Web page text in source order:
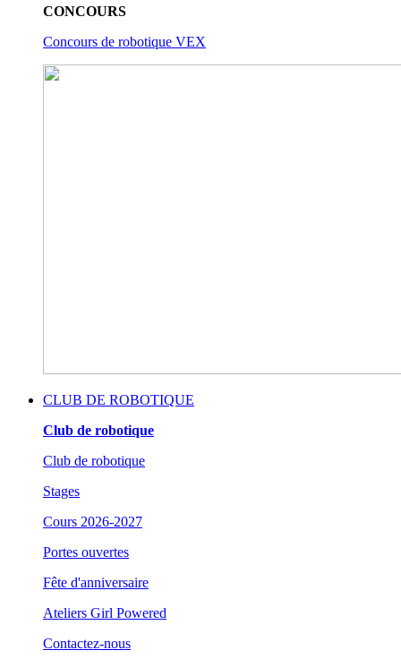
CONCOURS
Concours de robotique VEX
CLUB DE ROBOTIQUE
Club de robotique
Club de robotique
Stages
Cours 2026-2027
Portes ouvertes
Fête d'anniversaire
Ateliers Girl Powered
Contactez-nous